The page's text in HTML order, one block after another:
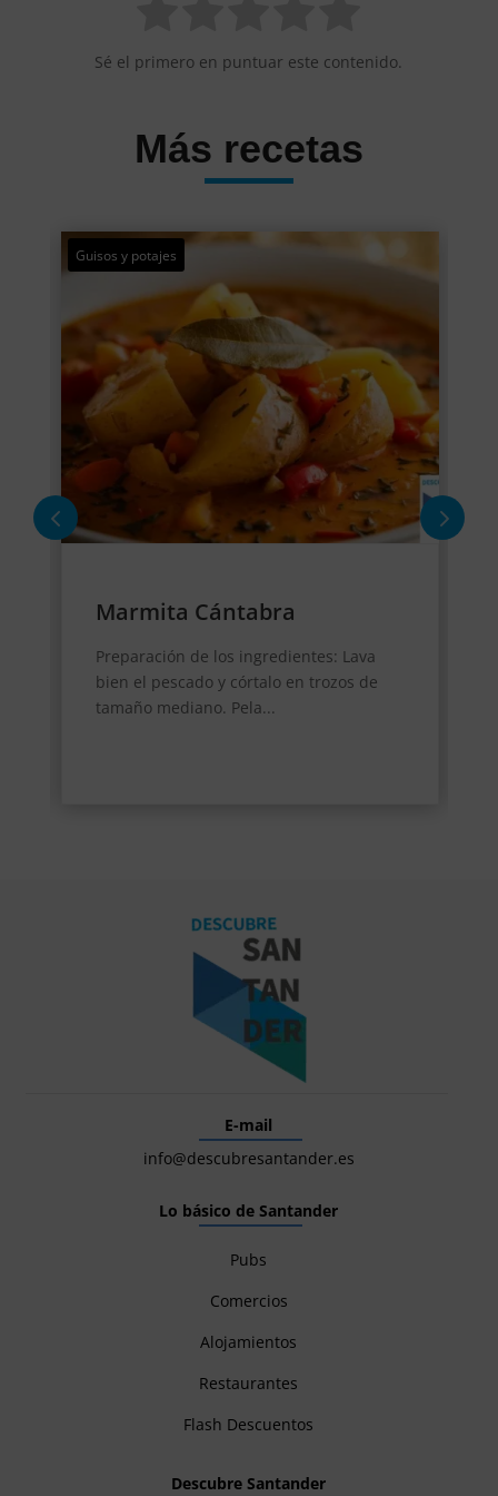
Sé el primero en puntuar este contenido.
Más recetas
Guisos y potajes
Marmita Cántabra
Preparación de los ingredientes: Lava
bien el pescado y córtalo en trozos de
tamaño mediano. Pela...
E-mail
info@descubresantander.es
Lo básico de Santander
Pubs
Comercios
Alojamientos
Restaurantes
Flash Descuentos
Descubre Santander